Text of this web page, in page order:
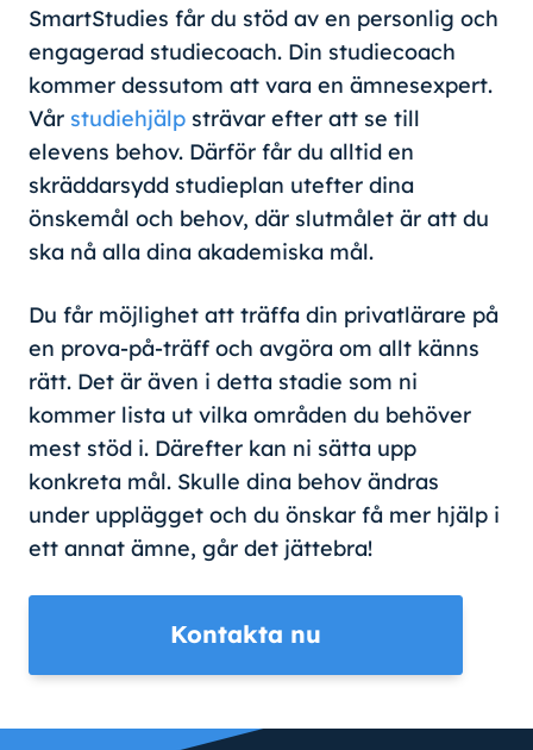
SmartStudies får du stöd av en personlig och
engagerad studiecoach. Din studiecoach
kommer dessutom att vara en ämnesexpert.
Vår studiehjälp strävar efter att se till
elevens behov. Därför får du alltid en
skräddarsydd studieplan utefter dina
önskemål och behov, där slutmålet är att du
ska nå alla dina akademiska mål.
Du får möjlighet att träffa din privatlärare på
en prova-på-träff och avgöra om allt känns
rätt. Det är även i detta stadie som ni
kommer lista ut vilka områden du behöver
mest stöd i. Därefter kan ni sätta upp
konkreta mål. Skulle dina behov ändras
under upplägget och du önskar få mer hjälp i
ett annat ämne, går det jättebra!
Kontakta nu